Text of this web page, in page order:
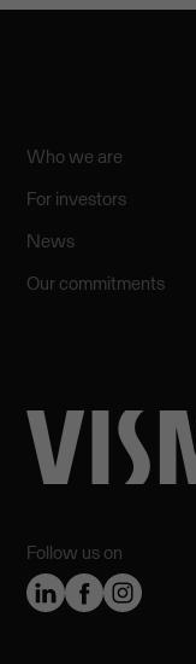
Follow us on
Who we are
For investors
News
Our commitments